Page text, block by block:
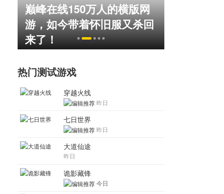
巅峰在线150万人的横版网
游，如今带着怀旧服又杀回
来了！
热门测试游戏
穿越火线
昨日
七日世界
昨日
大道仙途
昨日
诡影藏锋
今日